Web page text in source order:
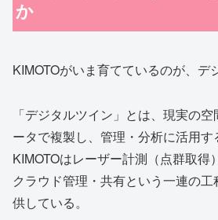
か
KIMOTOがいま育てているのが、デ
「デジタルツイン」とは、現実の
ータで複製し、管理・分析に活用す
KIMOTOはレーザー計測（点群取得
クラウド管理・共有という一連の
供している。